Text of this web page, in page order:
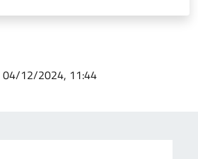
04/12/2024, 11:44